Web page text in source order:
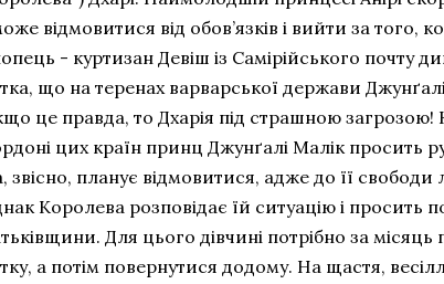
відмовитися від обов’язків і вийти за того,
- куртизан Девіш із Самірійського почту
що на теренах варварської держави
це правда, то Дхарія під страшною загрозою!
цих країн принц Джунґалі Малік просить
звісно, планує відмовитися, адже до її
Королева розповідає їй ситуацію і просить
Для цього дівчині потрібно за
а потім повернутися додому. На щастя,